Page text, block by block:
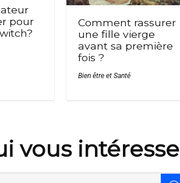
pour
Comment rassurer
une fille vierge
avant sa première
fois ?
Bien être et Santé
vous intéresse